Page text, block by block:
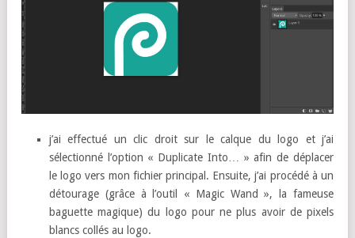
j’ai effectué un clic droit sur le calque du logo et j’ai
sélectionné l’option « Duplicate Into… » afin de déplacer
le logo vers mon fichier principal. Ensuite, j’ai procédé à un
détourage (grâce à l’outil « Magic Wand », la fameuse
baguette magique) du logo pour ne plus avoir de pixels
blancs collés au logo.